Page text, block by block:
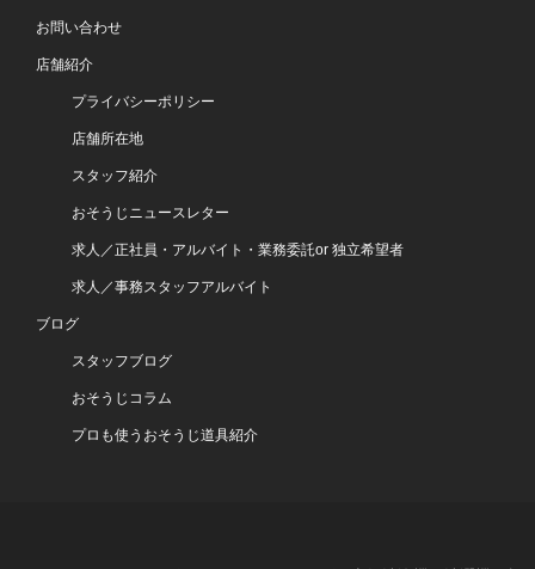
お問い合わせ
店舗紹介
プライバシーポリシー
店舗所在地
スタッフ紹介
おそうじニュースレター
求人／正社員・アルバイト・業務委託or 独立希望者
求人／事務スタッフアルバイト
ブログ
スタッフブログ
おそうじコラム
プロも使うおそうじ道具紹介